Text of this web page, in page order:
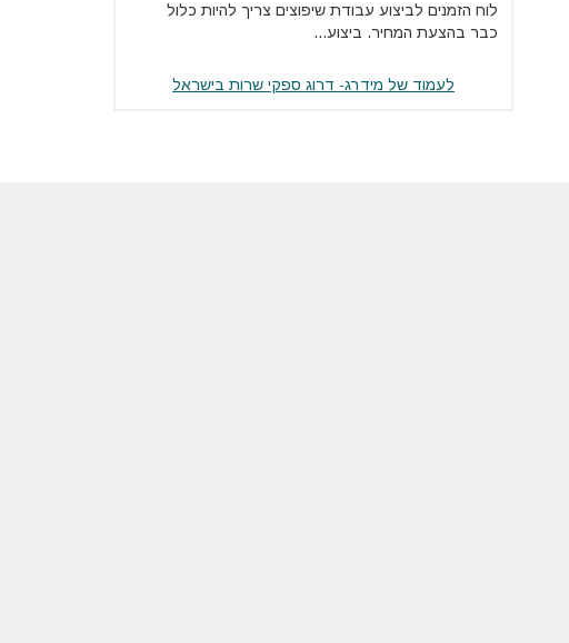
לוח הזמנים לביצוע עבודת שיפוצים צריך להיות כלול
כבר בהצעת המחיר. ביצוע...
לעמוד של מידרג- דרוג ספקי שרות בישראל